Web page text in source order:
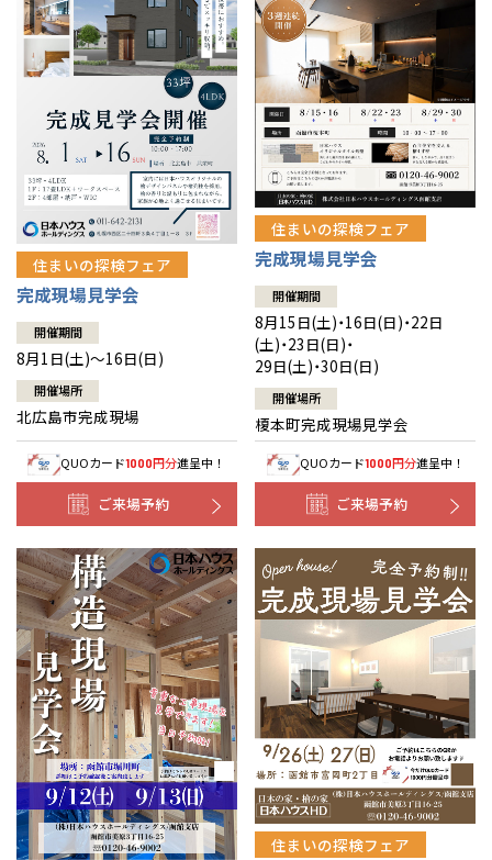
直営工事
1メーターモジュール
冷暖房標準装備
24時間対応コールセンター
デザイン賞各種受賞
セントラルヒーティング
外観・インテリア集
暮らし方提案
住まいのコラム
住まいのお手入れ集
リフォームの流れ
介護保険利用で快適リフォーム
安心のサポートシステム
展示場案内
分譲マンション
分譲マンション トップ
ワザックとは
高い信頼性
安心の管理体制
ギャラリー
会社情報
会社情報 トップ
ニュースリリース
代表ごあいさつ
企業理念
会社概要
事業部紹介
木材調達指針
グループ会社紹介
CMギャラリー
採用情報
お問い合わせ
会員サイト
住まいの探検フェア
完成現場見学会
開催期間
8月1日(土)～16日(日)
開催場所
北広島市完成現場
QUOカード1000円分進呈中！
ご来場予約
住まいの探検フェア
完成現場見学会
開催期間
8月15日(土)・16日(日)・22日
(土)・23日(日)・
29日(土)・30日(日)
開催場所
榎本町完成現場見学会
QUOカード1000円分進呈中！
ご来場予約
住まいの探検フェア